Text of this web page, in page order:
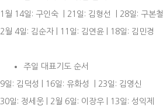
1월 14일: 구인숙 | 21일: 김형선 | 28일: 구본철
2월 4일: 김순자 | 11일: 김연윤 | 18일: 김민경
주일 대표기도 순서
9일: 김덕성 | 16일: 유화성 | 23일: 김영신
30일: 정세웅 | 2월 6일: 이장우 | 13일: 성익제